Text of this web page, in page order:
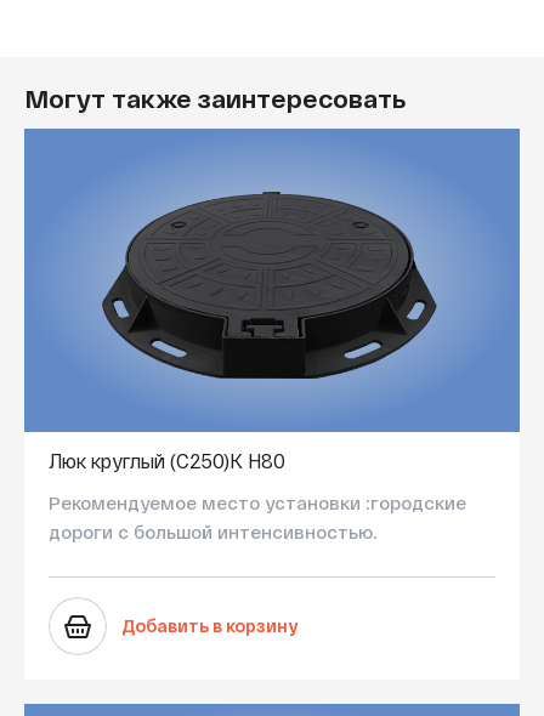
Могут также заинтересовать
Люк круглый (С250)K H80
Рекомендуемое место установки :городские
дороги с большой интенсивностью.
Добавить в корзину